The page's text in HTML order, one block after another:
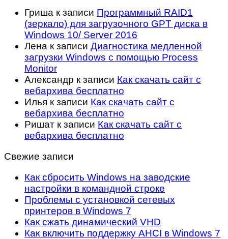
Гриша к записи Программный RAID1
(зеркало) для загрузочного GPT диска в
Windows 10/ Server 2016
Лена к записи Диагностика медленной
загрузки Windows с помощью Process
Monitor
Александр к записи Как скачать сайт с
вебархива бесплатно
Илья к записи Как скачать сайт с
вебархива бесплатно
Ришат к записи Как скачать сайт с
вебархива бесплатно
Свежие записи
Как сбросить Windows на заводские
настройки в командной строке
Проблемы с установкой сетевых
принтеров в Windows 7
Как сжать динамический VHD
Как включить поддержку AHCI в Windows 7